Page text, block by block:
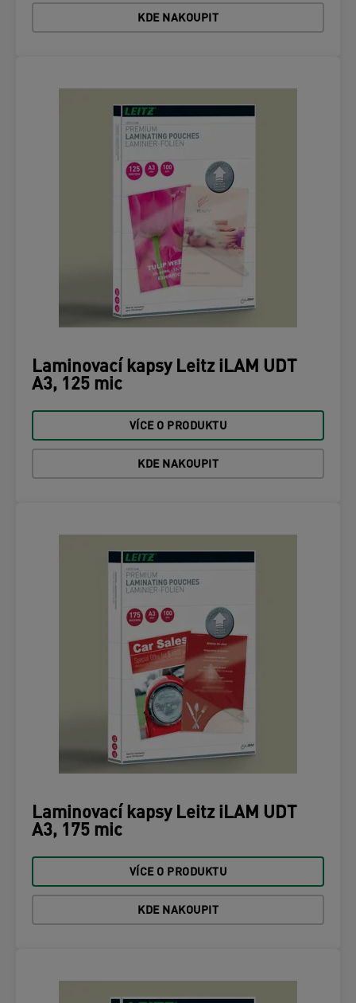
KDE NAKOUPIT
Laminovací kapsy Leitz iLAM UDT
A3, 125 mic
VÍCE O PRODUKTU
KDE NAKOUPIT
Laminovací kapsy Leitz iLAM UDT
A3, 175 mic
VÍCE O PRODUKTU
KDE NAKOUPIT